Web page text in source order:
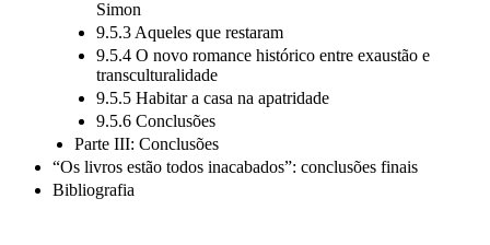
9.5.2 Os bichos-da-seda: de W. G. Sebald a Hugo
Simon
9.5.3 Aqueles que restaram
9.5.4 O novo romance histórico entre exaustão e
transculturalidade
9.5.5 Habitar a casa na apatridade
9.5.6 Conclusões
Parte III: Conclusões
“Os livros estão todos inacabados”: conclusões finais